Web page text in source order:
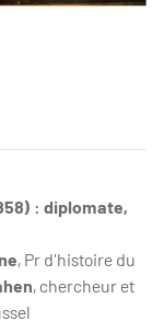
: diplomate,
, Pr d'histoire du
, chercheur et